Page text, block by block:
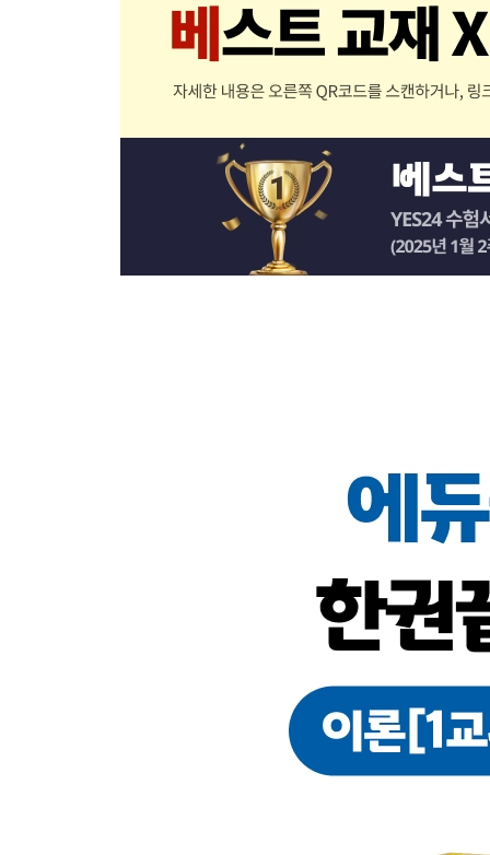
SUBJECT 03 국제물류론
PART 02 국제해상운송
PART 04 국제복합운송 및 국제물류보안
[2권 : 이론 2교시]
SUBJECT 04 보관하역론
PART 01 보관 및 창고의 기초개념
PART 02 물류시설의 개발 및 운영에 관한 법률
PART 03 화물자동차 운수사업법
PART 06 유통산업발전법
PART 07 농수산물 유통 및 가격안정에 관한 법률